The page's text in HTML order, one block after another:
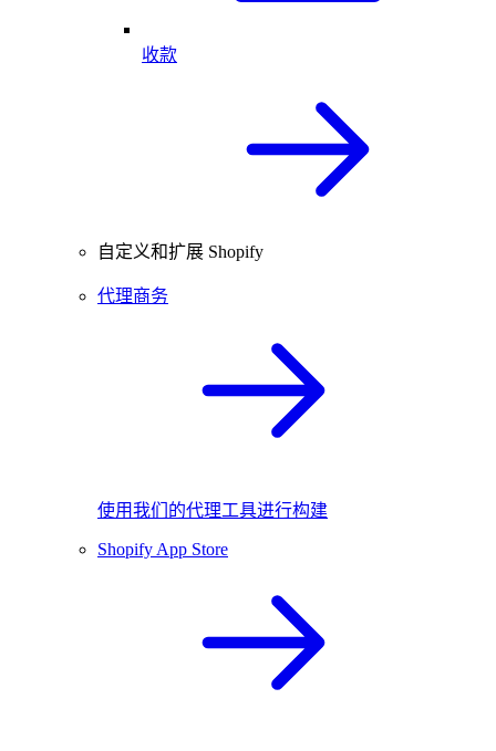
收款
自定义和扩展 Shopify
代理商务
使用我们的代理工具进行构建
Shopify App Store